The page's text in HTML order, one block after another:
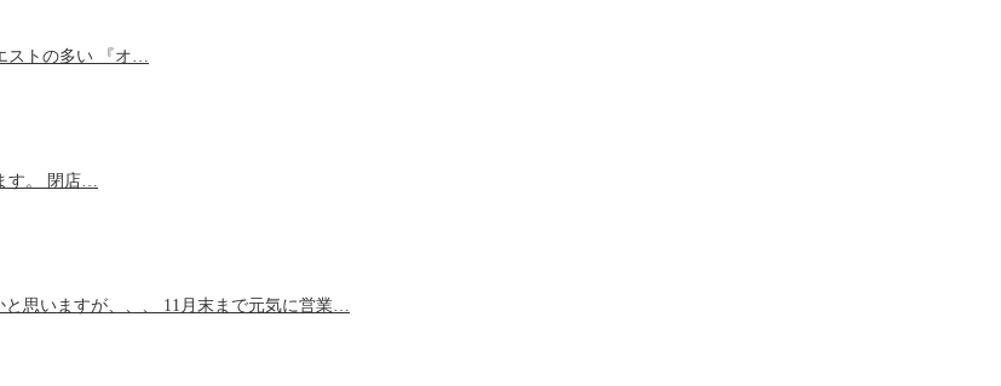
ストの多い 『オ…
す。 閉店…
思いますが、、、 11月末まで元気に営業…